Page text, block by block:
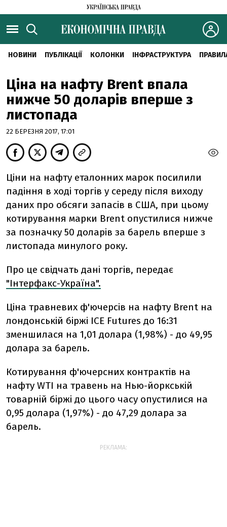
НОВИНИ ПУБЛІКАЦІЇ КОЛОНКИ ІНФРАСТРУКТУРА
Ціна на нафту Brent впала
нижче 50 доларів вперше з
листопада
22 БЕРЕЗНЯ 2017, 17:01
Ціни на нафту еталонних марок посилили
падіння в ході торгів у середу після виходу
даних про обсяги запасів в США, при цьому
котирування марки Brent опустилися нижче
за позначку 50 доларів за барель вперше з
листопада минулого року.
Про це свідчать дані торгів, передає
"Інтерфакс-Україна".
Ціна травневих ф'ючерсів на нафту Brent на
лондонській біржі ICE Futures до 16:31
зменшилася на 1,01 долара (1,98%) - до 49,95
долара за барель.
Котирування ф'ючерсних контрактів на
нафту WTI на травень на Нью-йоркській
товарній біржі до цього часу опустилися на
0,95 долара (1,97%) - до 47,29 долара за
барель.
РЕКЛАМА: